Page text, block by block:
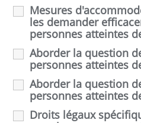
Mesures
les demander
personnes atteintes
Aborder la question
personnes atteintes
Aborder la question
personnes atteintes
Droits légaux